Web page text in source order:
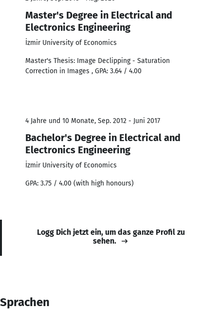
Master's Degree in Electrical and
Electronics Engineering
İzmir University of Economics
Master's Thesis: Image Declipping - Saturation
Correction in Images , GPA: 3.64 / 4.00
4 Jahre und 10 Monate, Sep. 2012 - Juni 2017
Bachelor's Degree in Electrical and
Electronics Engineering
İzmir University of Economics
GPA: 3.75 / 4.00 (with high honours)
Logg Dich jetzt ein, um das ganze Profil zu
sehen.
Sprachen